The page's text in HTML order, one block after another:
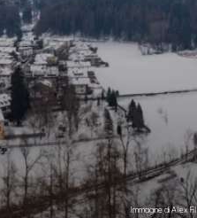
Immagine di Alex